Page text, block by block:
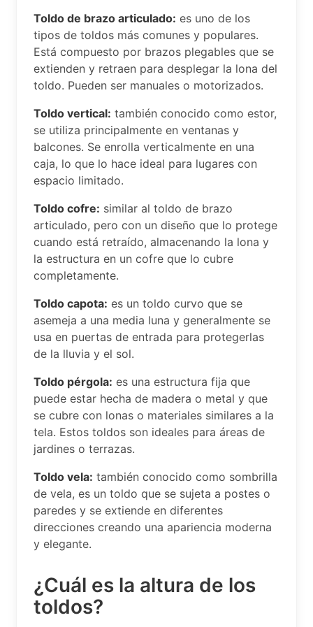
Toldo de brazo articulado: es uno de los
tipos de toldos más comunes y populares.
Está compuesto por brazos plegables que se
extienden y retraen para desplegar la lona del
toldo. Pueden ser manuales o motorizados.
Toldo vertical: también conocido como estor,
se utiliza principalmente en ventanas y
balcones. Se enrolla verticalmente en una
caja, lo que lo hace ideal para lugares con
espacio limitado.
Toldo cofre: similar al toldo de brazo
articulado, pero con un diseño que lo protege
cuando está retraído, almacenando la lona y
la estructura en un cofre que lo cubre
completamente.
Toldo capota: es un toldo curvo que se
asemeja a una media luna y generalmente se
usa en puertas de entrada para protegerlas
de la lluvia y el sol.
Toldo pérgola: es una estructura fija que
puede estar hecha de madera o metal y que
se cubre con lonas o materiales similares a la
tela. Estos toldos son ideales para áreas de
jardines o terrazas.
Toldo vela: también conocido como sombrilla
de vela, es un toldo que se sujeta a postes o
paredes y se extiende en diferentes
direcciones creando una apariencia moderna
y elegante.
¿Cuál es la altura de los
toldos?